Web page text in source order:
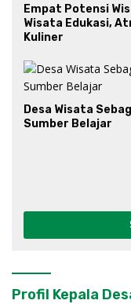
Empat Potensi
Wisata Edukasi,
Kuliner
Desa Wisata
Sumber Belajar
Profil Kepala